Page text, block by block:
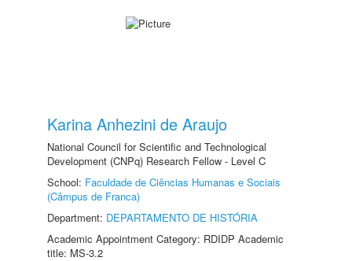
Karina Anhezini de Araujo
National Council for Scientific and Technological
Development (CNPq) Research Fellow - Level C
School: Faculdade de Ciências Humanas e Sociais
(Câmpus de Franca)
Department: DEPARTAMENTO DE HISTÓRIA
Academic Appointment Category: RDIDP Academic
title: MS-3.2